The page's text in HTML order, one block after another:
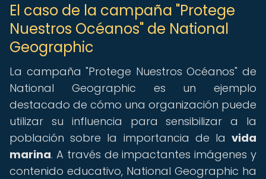
El caso de la campaña "Protege
Nuestros Océanos" de National
Geographic
La campaña "Protege Nuestros Océanos" de
National Geographic es un ejemplo
destacado de cómo una organización puede
utilizar su influencia para sensibilizar a la
población sobre la importancia de la vida
marina. A través de impactantes imágenes y
contenido educativo, National Geographic ha